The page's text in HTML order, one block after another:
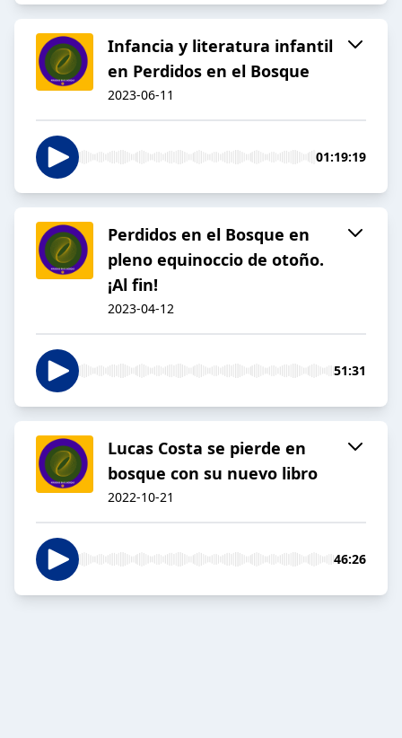
Infancia y literatura infantil
en Perdidos en el Bosque
2023-06-11
01:19:19
Perdidos en el Bosque en
pleno equinoccio de otoño.
¡Al fin!
2023-04-12
51:31
Lucas Costa se pierde en
bosque con su nuevo libro
2022-10-21
46:26